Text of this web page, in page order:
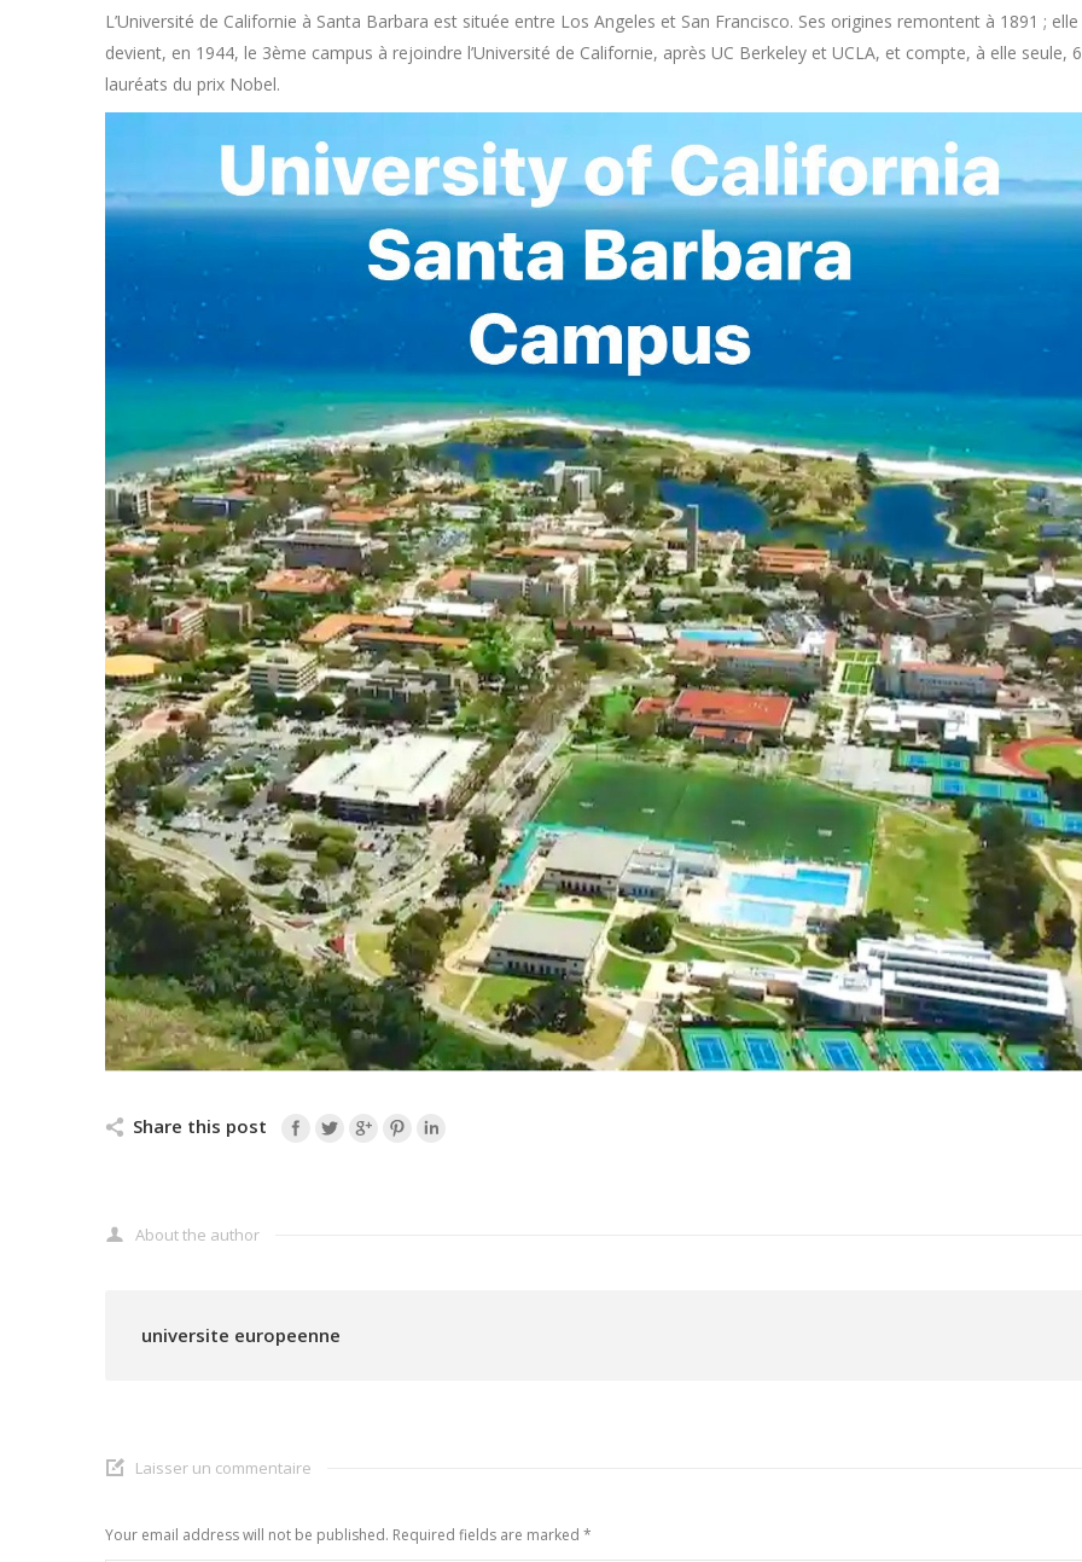
L’Université de Californie à Santa Barbara est située entre Los Angeles et San Francisco. Ses origines remontent à 1891 ; elle
devient, en 1944, le 3ème campus à rejoindre l’Université de Californie, après UC Berkeley et UCLA, et compte, à elle seule, 6
lauréats du prix Nobel.
Share this post
About the author
universite europeenne
Laisser un commentaire
Your email address will not be published. Required fields are marked *